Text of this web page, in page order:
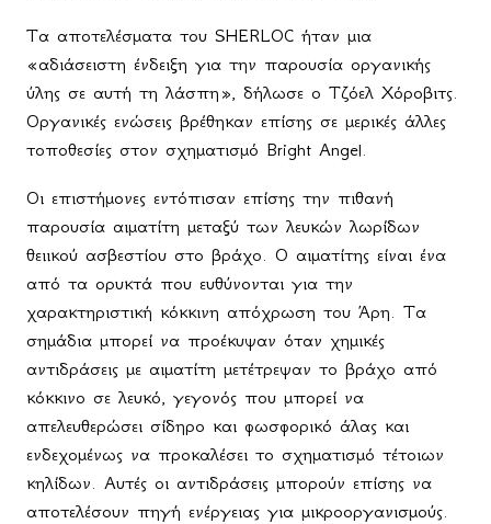
Τα αποτελέσματα του SHERLOC ήταν μια
«αδιάσειστη ένδειξη για την παρουσία οργανικής
ύλης σε αυτή τη λάσπη», δήλωσε ο Τζόελ Χόροβιτς.
Οργανικές ενώσεις βρέθηκαν επίσης σε μερικές άλλες
τοποθεσίες στον σχηματισμό Bright Angel.
Οι επιστήμονες εντόπισαν επίσης την πιθανή
παρουσία αιματίτη μεταξύ των λευκών λωρίδων
θειικού ασβεστίου στο βράχο. Ο αιματίτης είναι ένα
από τα ορυκτά που ευθύνονται για την
χαρακτηριστική κόκκινη απόχρωση του Άρη. Τα
σημάδια μπορεί να προέκυψαν όταν χημικές
αντιδράσεις με αιματίτη μετέτρεψαν το βράχο από
κόκκινο σε λευκό, γεγονός που μπορεί να
απελευθερώσει σίδηρο και φωσφορικό άλας και
ενδεχομένως να προκαλέσει το σχηματισμό τέτοιων
κηλίδων. Αυτές οι αντιδράσεις μπορούν επίσης να
αποτελέσουν πηγή ενέργειας για μικροοργανισμούς.